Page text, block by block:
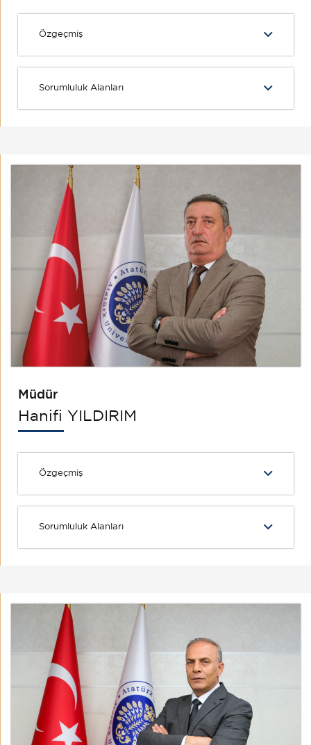
Özgeçmiş
Sorumluluk Alanları
Müdür
Hanifi YILDIRIM
Özgeçmiş
Sorumluluk Alanları